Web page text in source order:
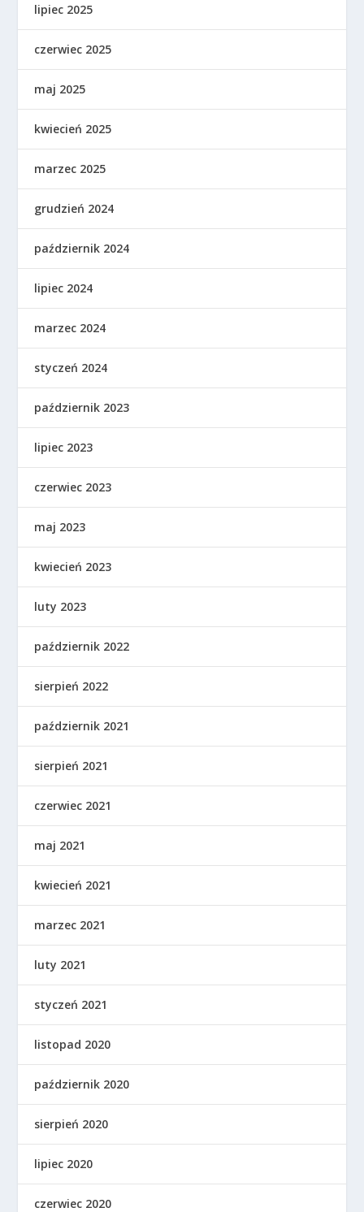
lipiec 2025
czerwiec 2025
maj 2025
kwiecień 2025
marzec 2025
grudzień 2024
październik 2024
lipiec 2024
marzec 2024
styczeń 2024
październik 2023
lipiec 2023
czerwiec 2023
maj 2023
kwiecień 2023
luty 2023
październik 2022
sierpień 2022
październik 2021
sierpień 2021
czerwiec 2021
maj 2021
kwiecień 2021
marzec 2021
luty 2021
styczeń 2021
listopad 2020
październik 2020
sierpień 2020
lipiec 2020
czerwiec 2020